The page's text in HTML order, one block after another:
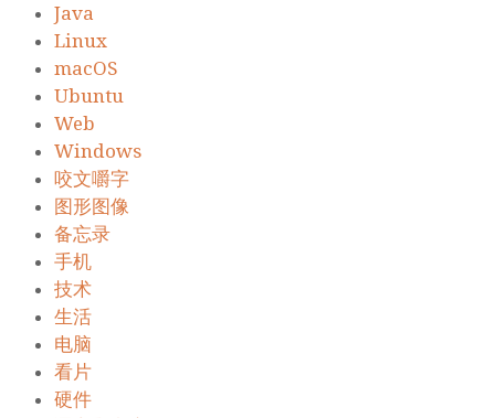
Java
Linux
macOS
Ubuntu
Web
Windows
咬文嚼字
图形图像
备忘录
手机
技术
生活
电脑
看片
硬件